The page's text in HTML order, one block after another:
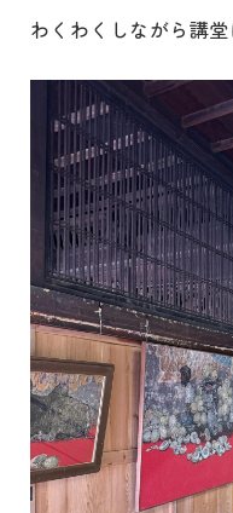
わくわくしながら講堂